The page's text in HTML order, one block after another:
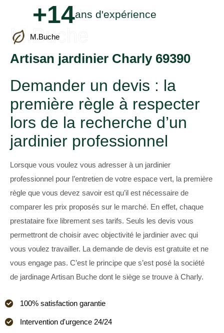
+14ans d'expérience
M.Buche
M.Buche
Artisan jardinier Charly 69390
Demander un devis : la
première règle à respecter
lors de la recherche d’un
jardinier professionnel
Lorsque vous voulez vous adresser à un jardinier
professionnel pour l’entretien de votre espace vert, la première
règle que vous devez savoir est qu’il est nécessaire de
comparer les prix proposés sur le marché. En effet, chaque
prestataire fixe librement ses tarifs. Seuls les devis vous
permettront de choisir avec objectivité le jardinier avec qui
vous voulez travailler. La demande de devis est gratuite et ne
vous engage pas. C’est le principe que s’est posé la société
de jardinage Artisan Buche dont le siège se trouve à Charly.
100% satisfaction garantie
Intervention d'urgence 24/24